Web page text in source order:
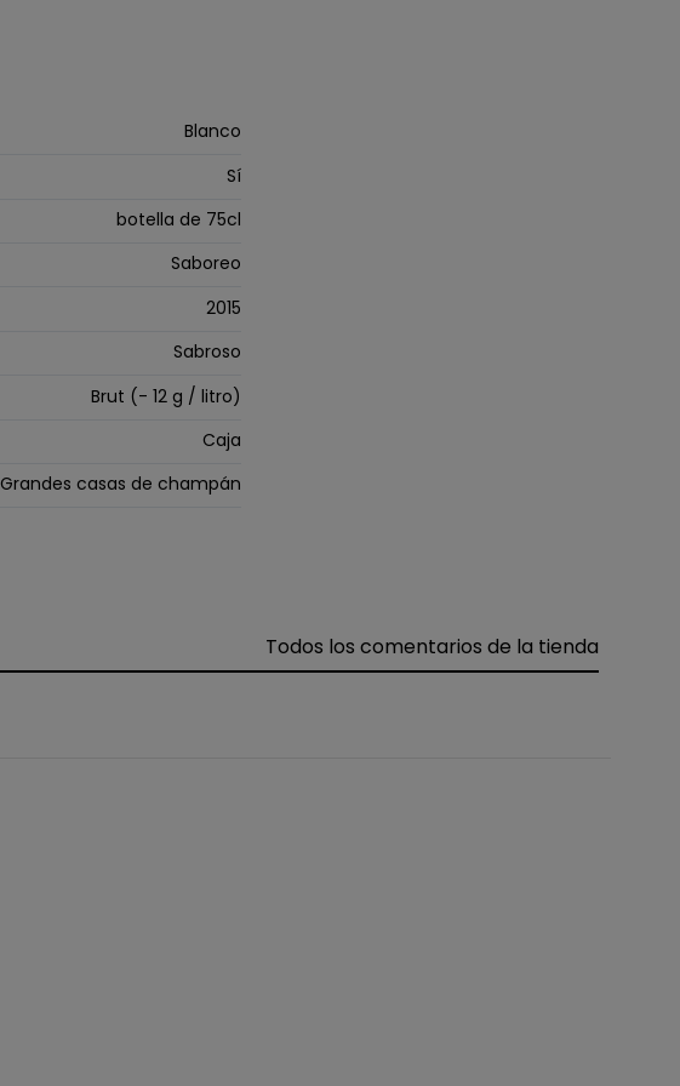
Blanco
Sí
botella de 75cl
Saboreo
2015
Sabroso
Brut (- 12 g / litro)
Caja
Grandes casas de champán
Todos los comentarios de la tienda